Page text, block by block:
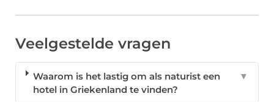
Veelgestelde vragen
Waarom is het lastig om als naturist een
hotel in Griekenland te vinden?
▼